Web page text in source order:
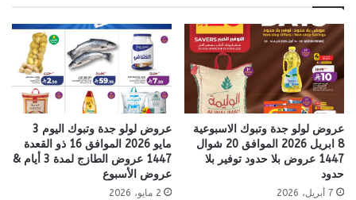
عروض لولو جدة وتبوك الاسبوعية
8 ابريل 2026 الموافق 20 شوال
1447 عروض بلا حدود توفير بلا
حدود
7 أبريل، 2026
عروض لولو جدة وتبوك اليوم 3
مايو 2026 الموافق 16 ذو القعدة
1447 عروض الطازج لمدة 3 أيام &
عروض الأسبوع
2 مايو، 2026